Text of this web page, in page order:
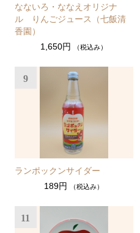
なないろ・ななえオリジナ
ル りんごジュース（七飯清
香園）
1,650円
（税込み）
9
ランポックンサイダー
189円
（税込み）
11